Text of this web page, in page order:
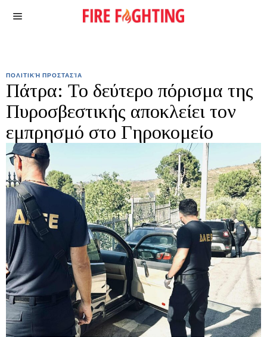
ΠΟΛΙΤΙΚΉ ΠΡΟΣΤΑΣΊΑ
Πάτρα: Το δεύτερο πόρισμα της
Πυροσβεστικής αποκλείει τον
εμπρησμό στο Γηροκομείο